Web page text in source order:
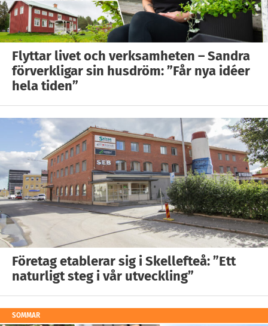
Flyttar livet och verksamheten – Sandra
förverkligar sin husdröm: ”Får nya idéer
hela tiden”
Företag etablerar sig i Skellefteå: ”Ett
naturligt steg i vår utveckling”
SOMMAR